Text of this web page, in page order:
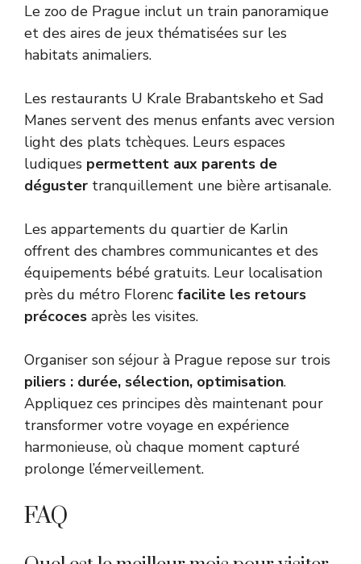
Le zoo de Prague inclut un train panoramique
et des aires de jeux thématisées sur les
habitats animaliers.
Les restaurants U Krale Brabantskeho et Sad
Manes servent des menus enfants avec version
light des plats tchèques. Leurs espaces
ludiques permettent aux parents de
déguster tranquillement une bière artisanale.
Les appartements du quartier de Karlin
offrent des chambres communicantes et des
équipements bébé gratuits. Leur localisation
près du métro Florenc facilite les retours
précoces après les visites.
Organiser son séjour à Prague repose sur trois
piliers : durée, sélection, optimisation.
Appliquez ces principes dès maintenant pour
transformer votre voyage en expérience
harmonieuse, où chaque moment capturé
prolonge l’émerveillement.
FAQ